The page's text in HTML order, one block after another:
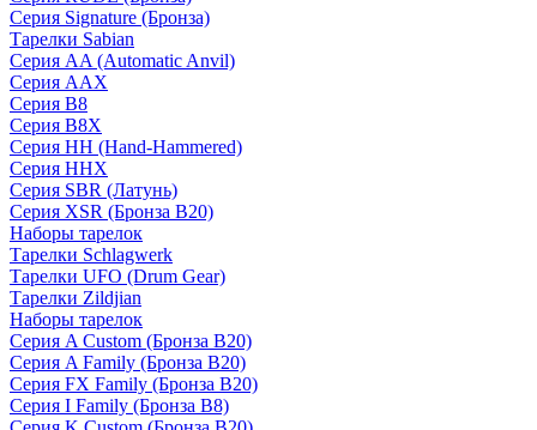
Серия Signature (Бронза)
Тарелки Sabian
Серия AA (Automatic Anvil)
Серия AAX
Серия B8
Серия B8X
Серия HH (Hand-Hammered)
Серия HHX
Серия SBR (Латунь)
Серия XSR (Бронза B20)
Наборы тарелок
Тарелки Schlagwerk
Тарелки UFO (Drum Gear)
Тарелки Zildjian
Наборы тарелок
Серия A Custom (Бронза B20)
Серия A Family (Бронза B20)
Серия FX Family (Бронза B20)
Серия I Family (Бронза B8)